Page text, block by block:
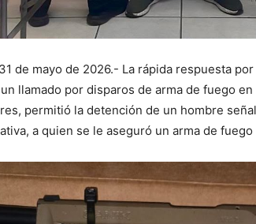
de mayo de 2026.- La rápida respuesta
llamado por disparos de arma de fuego
permitió la detención de un hombre
a quien se le aseguró un arma de fuego